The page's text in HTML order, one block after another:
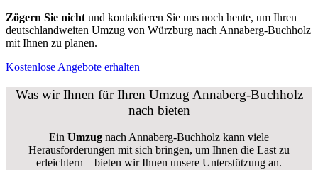
Zögern Sie nicht und kontaktieren Sie uns noch heute, um Ihren
deutschlandweiten Umzug von Würzburg nach Annaberg-Buchholz
mit Ihnen zu planen.
Kostenlose Angebote erhalten
Was wir Ihnen für Ihren Umzug Annaberg-Buchholz
nach bieten
Ein Umzug nach Annaberg-Buchholz kann viele
Herausforderungen mit sich bringen, um Ihnen die Last zu
erleichtern – bieten wir Ihnen unsere Unterstützung an.